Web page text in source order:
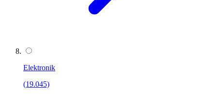
Elektronik
(19.045)